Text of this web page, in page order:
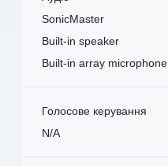
SonicMaster
Built-in speaker
Built-in array microphone
Голосове керування
N/A